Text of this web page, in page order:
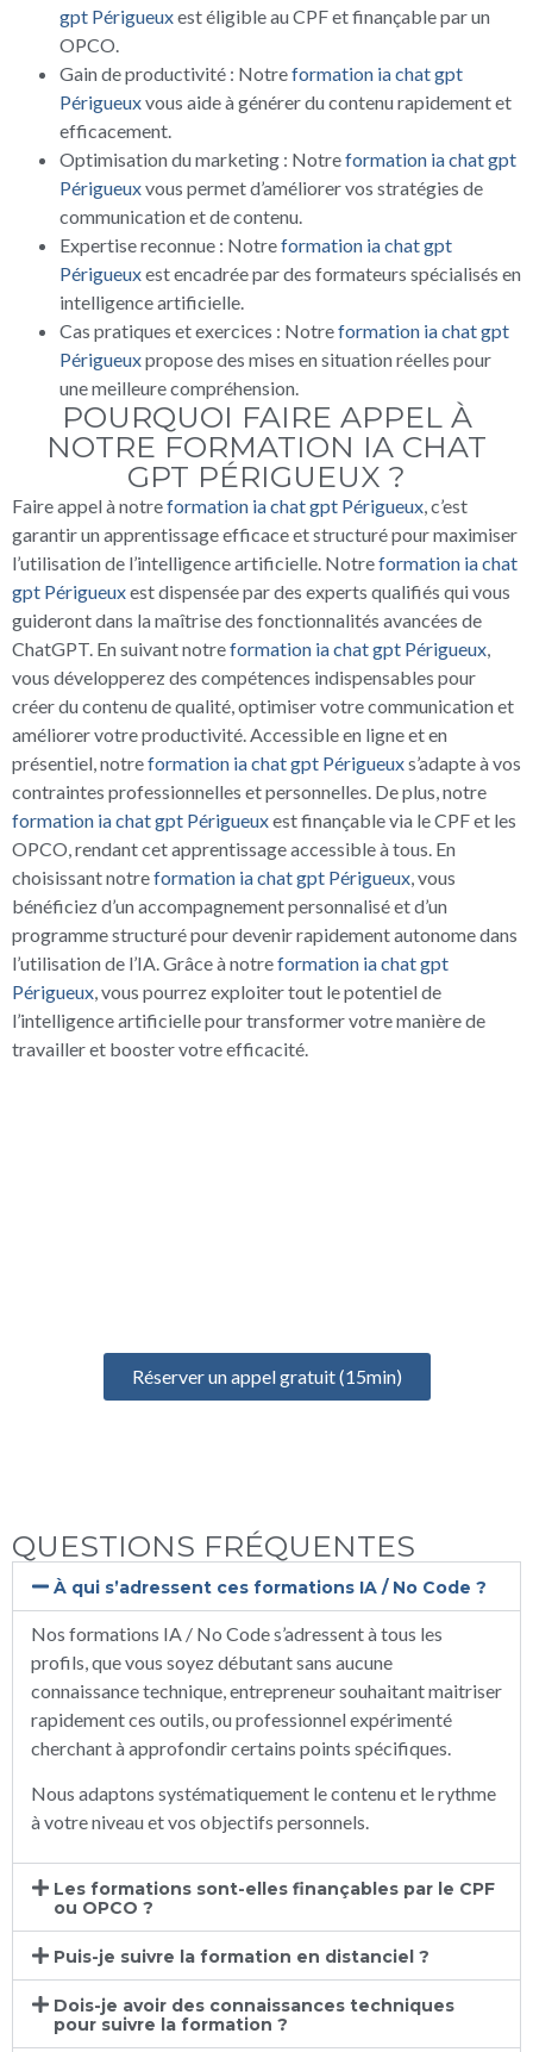
gpt Périgueuxest éligible au CPF et finançable par un
OPCO.
Gain de productivité : Notreformation ia chat gpt
Périgueuxvous aide à générer du contenu rapidement et
efficacement.
Optimisation du marketing : Notreformation ia chat gpt
Périgueuxvous permet d’améliorer vos stratégies de
communication et de contenu.
Expertise reconnue : Notreformation ia chat gpt
Périgueuxest encadrée par des formateurs spécialisés en
intelligence artificielle.
Cas pratiques et exercices : Notreformation ia chat gpt
Périgueuxpropose des mises en situation réelles pour
une meilleure compréhension.
POURQUOI FAIRE APPEL À
NOTRE FORMATION IA CHAT
GPT PÉRIGUEUX ?
Faire appel à notreformation ia chat gpt Périgueux , c’est
garantir un apprentissage efficace et structuré pour maximiser
l’utilisation de l’intelligence artificielle. Notreformation ia chat
gpt Périgueuxest dispensée par des experts qualifiés qui vous
guideront dans la maîtrise des fonctionnalités avancées de
ChatGPT. En suivant notreformation ia chat gpt Périgueux
vous développerez des compétences indispensables pour
créer du contenu de qualité, optimiser votre communication et
améliorer votre productivité. Accessible en ligne et en
présentiel, notreformation ia chat gpt Périgueuxs’adapte à vos
contraintes professionnelles et personnelles. De plus, notre
formation ia chat gpt Périgueuxest finançable via le CPF et les
OPCO, rendant cet apprentissage accessible à tous. En
choisissant notreformation ia chat gpt Périgueux , vous
bénéficiez d’un accompagnement personnalisé et d’un
programme structuré pour devenir rapidement autonome dans
l’utilisation de l’IA. Grâce à notreformation ia chat gpt
Périgueux , vous pourrez exploiter tout le potentiel de
l’intelligence artificielle pour transformer votre manière de
travailler et booster votre efficacité.
Réserver un appel gratuit (15min)
QUESTIONS FRÉQUENTES
À qui s’adressent ces formations IA / No Code ?
Nos formations IA / No Code s’adressent à tous les
profils, que vous soyez débutant sans aucune
connaissance technique, entrepreneur souhaitant maitriser
rapidement ces outils, ou professionnel expérimenté
cherchant à approfondir certains points spécifiques.
Nous adaptons systématiquement le contenu et le rythme
à votre niveau et vos objectifs personnels.
Les formations sont-elles finançables par le CPF
ou OPCO ?
Puis-je suivre la formation en distanciel ?
Dois-je avoir des connaissances techniques
pour suivre la formation ?